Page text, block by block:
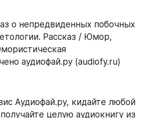
Рассказ / Юмор,
аудиофай.ру (audiofy.ru)
Аудиофай.ру, кидайте любой
целую аудиокнигу из